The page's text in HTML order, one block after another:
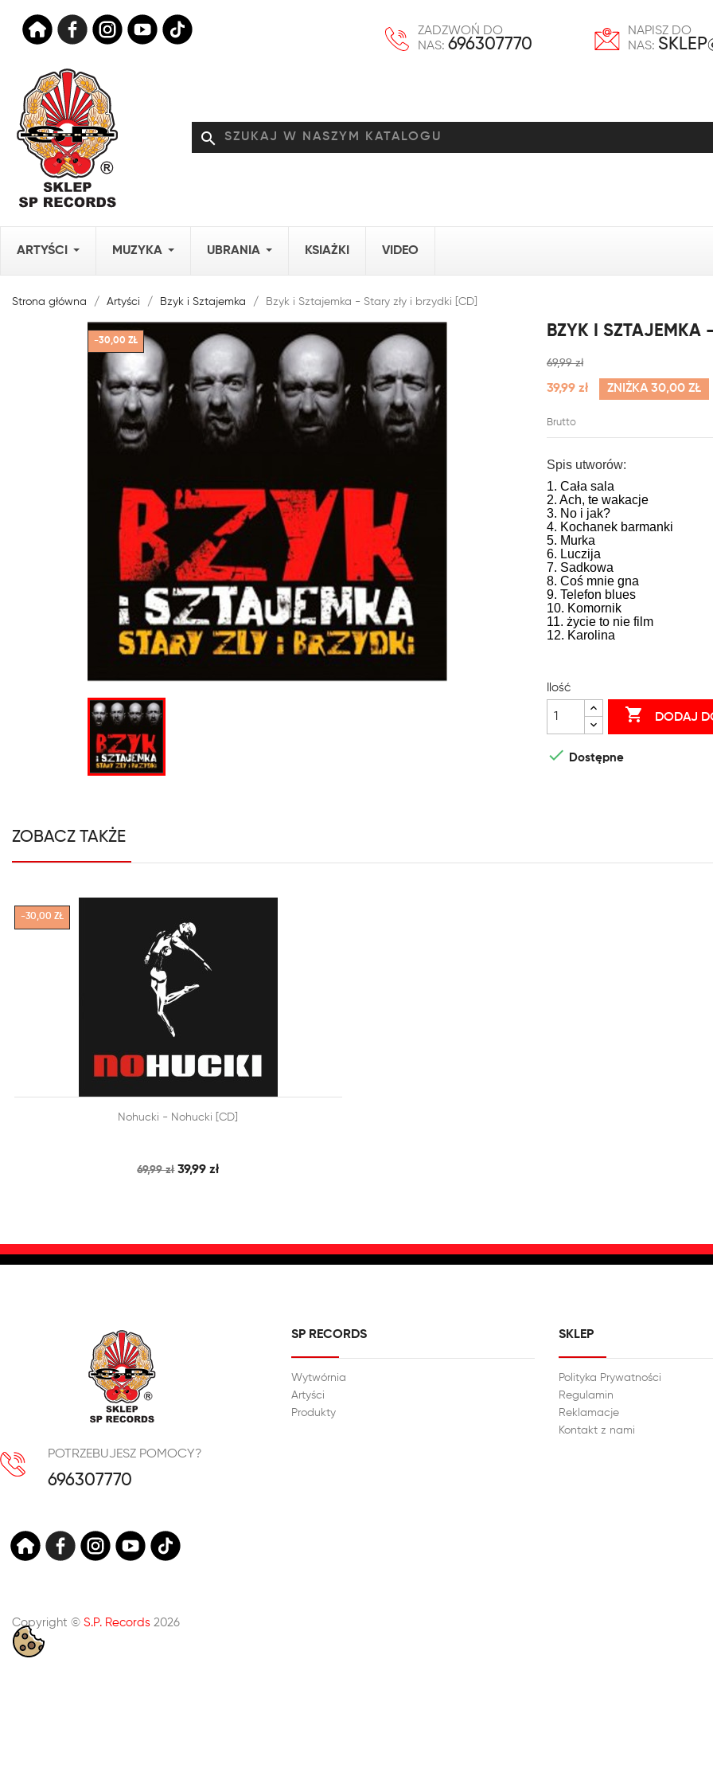
ZADZWOŃ DO
NAS: 696307770
NAPISZ DO
NAS:
search
ARTYŚCI MUZYKA UBRANIA KSIAŻKI VIDEO
Strona główna Artyści Bzyk i Sztajemka Bzyk i Sztajemka - Stary zły i brzydki [CD]
-30,00 ZŁ
BZYK I SZTAJEMKA
69,99 zł
39,99 zł ZNIŻKA 30,00 ZŁ
Brutto
Spis utworów:
1. Cała sala
2. Ach, te wakacje
3. No i jak?
4. Kochanek barmanki
5. Murka
6. Luczija
7. Sadkowa
8. Coś mnie gna
9. Telefon blues
10. Komornik
11. życie to nie film
12. Karolina
Ilość
 DODAJ
 Dostępne
ZOBACZ TAKŻE
DODAJ DO KOSZYKA SZYBKI PODGLĄD
Nohucki - Nohucki [CD]
69,99 zł 39,99 zł
-30,00 ZŁ
POTRZEBUJESZ POMOCY?
696307770
SP RECORDS
Wytwórnia
Artyści
Produkty
SKLEP
Polityka Prywatności
Regulamin
Reklamacje
Kontakt z nami
Copyright © S.P. Records 2026